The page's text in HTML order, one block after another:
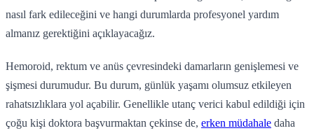
nasıl fark edileceğini ve hangi durumlarda profesyonel yardım
almanız gerektiğini açıklayacağız.
Hemoroid, rektum ve anüs çevresindeki damarların genişlemesi ve
şişmesi durumudur. Bu durum, günlük yaşamı olumsuz etkileyen
rahatsızlıklara yol açabilir. Genellikle utanç verici kabul edildiği için
çoğu kişi doktora başvurmaktan çekinse de, erken müdahale daha